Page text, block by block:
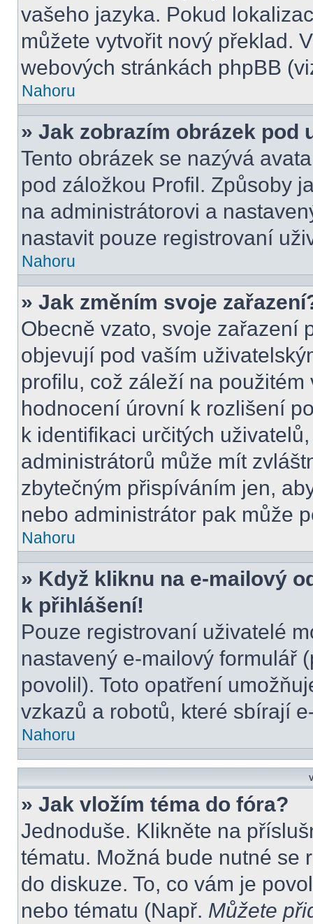
vašeho jazyka. Pokud
můžete vytvořit nový překlad.
webových stránkách phpBB
Nahoru
» Jak zobrazím obrázek pod
Tento obrázek se nazývá
pod záložkou Profil. Způsoby
na administrátorovi a
nastavit pouze registrovaní
Nahoru
» Jak změním svoje
Obecně vzato, svoje zařazení
objevují pod vaším
profilu, což záleží na
hodnocení úrovní k rozlišení
k identifikaci určitých
administrátorů může mít
zbytečným přispíváním jen,
nebo administrátor pak může
Nahoru
» Když kliknu na e-mailový
k přihlášení!
Pouze registrovaní uživatelé
nastavený e-mailový formulář
povolil). Toto opatření
vzkazů a robotů, které sbírají
Nahoru
» Jak vložím téma do fóra?
Jednoduše. Klikněte na
tématu. Možná bude nutné se
do diskuze. To, co vám je
nebo tématu (Např. Můžete